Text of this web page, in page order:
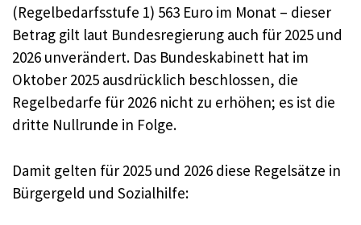
(Regelbedarfsstufe 1) 563 Euro im Monat – dieser
Betrag gilt laut Bundesregierung auch für 2025 und
2026 unverändert. Das Bundeskabinett hat im
Oktober 2025 ausdrücklich beschlossen, die
Regelbedarfe für 2026 nicht zu erhöhen; es ist die
dritte Nullrunde in Folge.
Damit gelten für 2025 und 2026 diese Regelsätze in
Bürgergeld und Sozialhilfe: